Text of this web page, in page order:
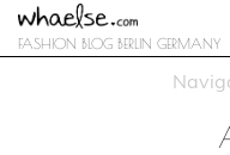
FASHION BLOG BERLIN GERMANY